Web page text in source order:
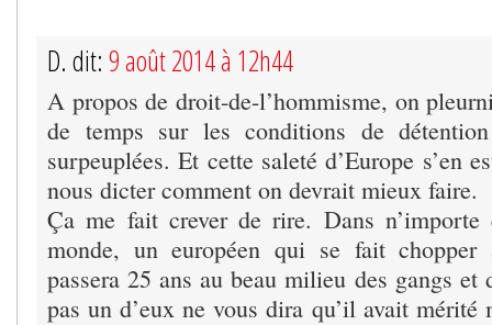
D. dit: 9 août 2014 à 12h44
A propos de droit-de-l’hommisme, on
de temps sur les conditions de
surpeuplées. Et cette saleté d’Europe s’en
nous dicter comment on devrait mieux faire.
Ça me fait crever de rire. Dans
monde, un européen qui se fait chopper
passera 25 ans au beau milieu des gangs et
pas un d’eux ne vous dira qu’il avait mérité